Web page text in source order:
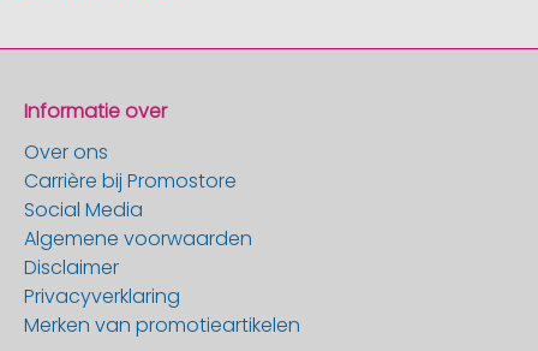
Informatie over
Over ons
Carrière bij Promostore
Social Media
Algemene voorwaarden
Disclaimer
Privacyverklaring
Merken van promotieartikelen